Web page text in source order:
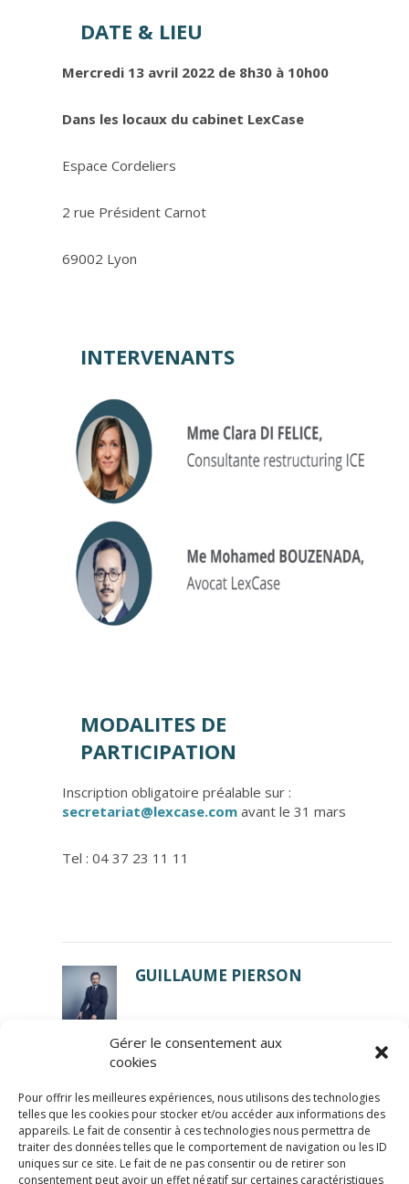
Gérer le consentement aux
cookies
Pour offrir les meilleures expériences, nous utilisons des technologies
telles que les cookies pour stocker et/ou accéder aux informations des
appareils. Le fait de consentir à ces technologies nous permettra de
traiter des données telles que le comportement de navigation ou les ID
uniques sur ce site. Le fait de ne pas consentir ou de retirer son
consentement peut avoir un effet négatif sur certaines caractéristiques
DATE & LIEU
Mercredi 13 avril 2022 de 8h30 à 10h00
Dans les locaux du cabinet LexCase
Espace Cordeliers
2 rue Président Carnot
69002 Lyon
INTERVENANTS
MODALITES DE
PARTICIPATION
Inscription obligatoire préalable sur :
secretariat@lexcase.com avant le 31 mars
Tel : 04 37 23 11 11
GUILLAUME PIERSON